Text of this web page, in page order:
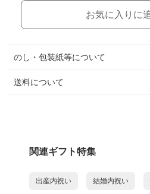
お気に入りに
のし・包装紙等について
送料について
関連ギフト特集
出産内祝い 結婚内祝い